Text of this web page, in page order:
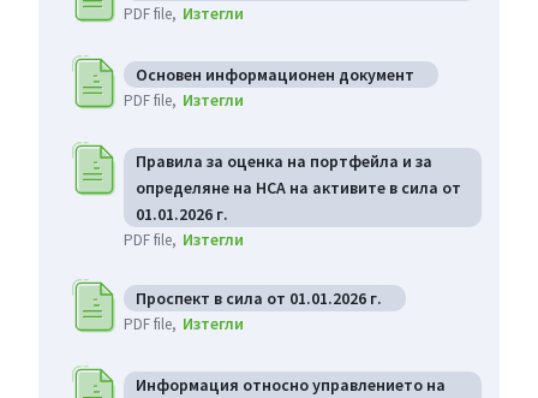
PDF file Изтегли
Основен информационен документ
PDF file Изтегли
Правила за оценка на портфейла и за
определяне на НСА на активите в сила от
01.01.2026 г.
PDF file Изтегли
Проспект в сила от 01.01.2026 г.
PDF file Изтегли
Информация относно управлението на